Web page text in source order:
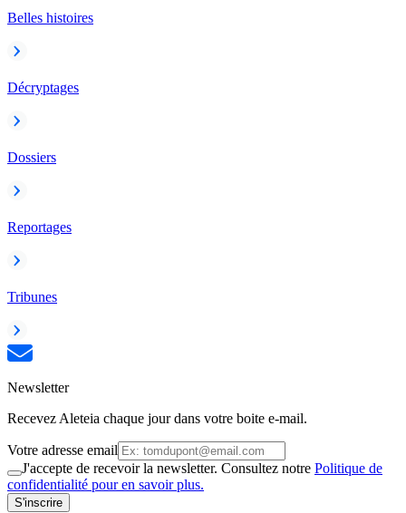
Belles histoires
Décryptages
Dossiers
Reportages
Tribunes
Newsletter
Recevez Aleteia chaque jour dans votre boite e-mail.
Votre adresse email
J'accepte de recevoir la newsletter. Consultez notre Politique de
confidentialité pour en savoir plus.
S'inscrire